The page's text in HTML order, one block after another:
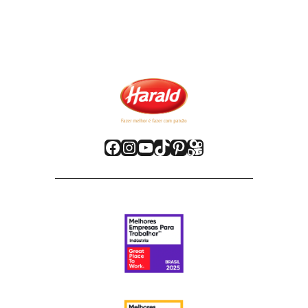
Facebook
Instagram
Youtube
TikTok
Pinterest
Kwai